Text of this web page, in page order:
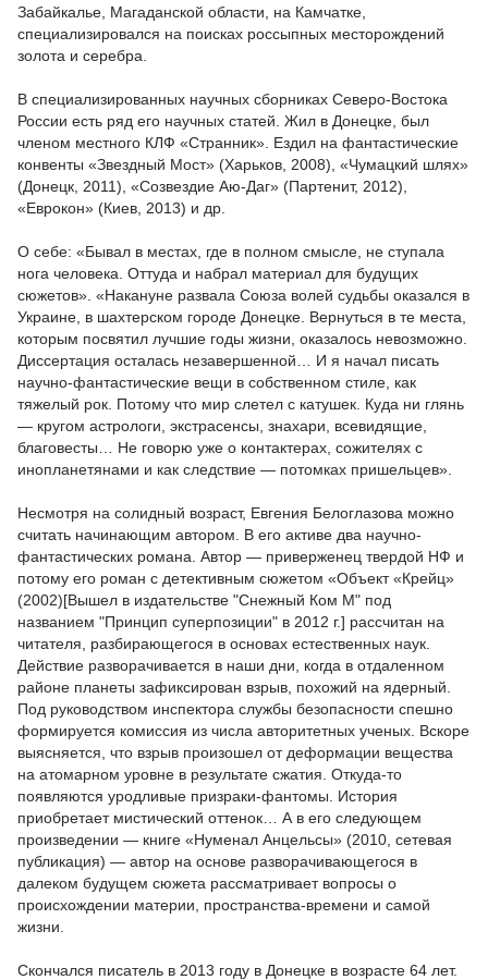
Забайкалье, Магаданской области, на Камчатке,
специализировался на поисках россыпных месторождений
золота и серебра.
В специализированных научных сборниках Северо-Востока
России есть ряд его научных статей. Жил в Донецке, был
членом местного КЛФ «Странник». Ездил на фантастические
конвенты «Звездный Мост» (Харьков, 2008), «Чумацкий шлях»
(Донецк, 2011), «Созвездие Аю-Даг» (Партенит, 2012),
«Еврокон» (Киев, 2013) и др.
О себе: «Бывал в местах, где в полном смысле, не ступала
нога человека. Оттуда и набрал материал для будущих
сюжетов». «Накануне развала Союза волей судьбы оказался в
Украине, в шахтерском городе Донецке. Вернуться в те места,
которым посвятил лучшие годы жизни, оказалось невозможно.
Диссертация осталась незавершенной… И я начал писать
научно-фантастические вещи в собственном стиле, как
тяжелый рок. Потому что мир слетел с катушек. Куда ни глянь
— кругом астрологи, экстрасенсы, знахари, всевидящие,
благовесты… Не говорю уже о контактерах, сожителях с
инопланетянами и как следствие — потомках пришельцев».
Несмотря на солидный возраст, Евгения Белоглазова можно
считать начинающим автором. В его активе два научно-
фантастических романа. Автор — приверженец твердой НФ и
потому его роман с детективным сюжетом «Объект «Крейц»
(2002)[Вышел в издательстве "Снежный Ком М" под
названием "Принцип суперпозиции" в 2012 г.] рассчитан на
читателя, разбирающегося в основах естественных наук.
Действие разворачивается в наши дни, когда в отдаленном
районе планеты зафиксирован взрыв, похожий на ядерный.
Под руководством инспектора службы безопасности спешно
формируется комиссия из числа авторитетных ученых. Вскоре
выясняется, что взрыв произошел от деформации вещества
на атомарном уровне в результате сжатия. Откуда-то
появляются уродливые призраки-фантомы. История
приобретает мистический оттенок… А в его следующем
произведении — книге «Нуменал Анцельсы» (2010, сетевая
публикация) — автор на основе разворачивающегося в
далеком будущем сюжета рассматривает вопросы о
происхождении материи, пространства-времени и самой
жизни.
Скончался писатель в 2013 году в Донецке в возрасте 64 лет.